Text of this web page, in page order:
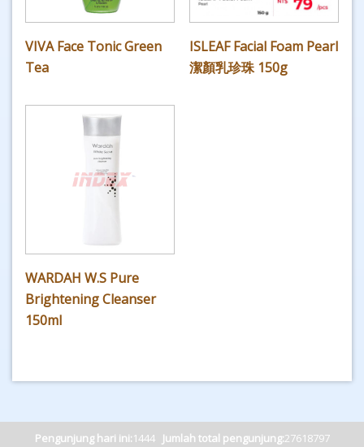
VIVA Face Tonic Green
Tea
ISLEAF Facial Foam Pearl
潔顏乳珍珠 150g
WARDAH W.S Pure
Brightening Cleanser
150ml
Pengunjung hari ini:1444 Jumlah total pengunjung:27618797